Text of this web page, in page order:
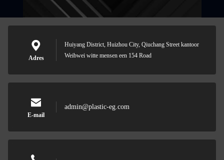
Adres
Huiyang District, Huizhou City, Qiuchang Street kantoor
Weibwei witte mensen een 154 Road
E-mail
admin@plastic-eg.com